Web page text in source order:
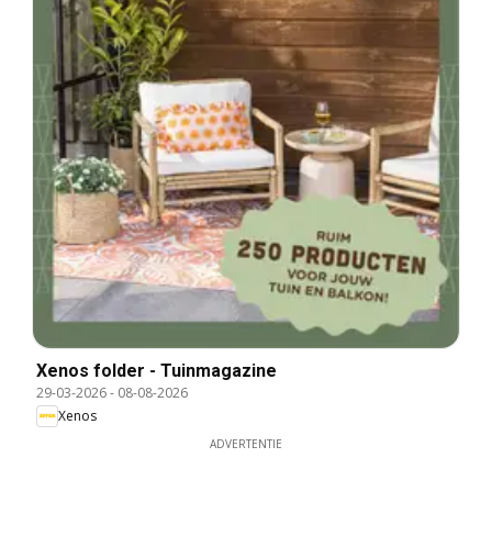
Xenos folder - Tuinmagazine
29-03-2026- 08-08-2026
Xenos
ADVERTENTIE